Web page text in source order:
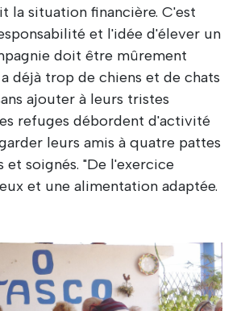
la situation financière. C'est
et l'idée d'élever un
doit être mûrement
déjà trop de chiens et de chats
ajouter à leurs tristes
refuges débordent d'activité
leurs amis à quatre pattes
et soignés. "De l'exercice
et une alimentation adaptée.